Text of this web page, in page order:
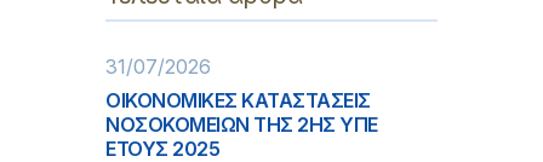
31/07/2026
ΟΙΚΟΝΟΜΙΚΕΣ ΚΑΤΑΣΤΑΣΕΙΣ
ΝΟΣΟΚΟΜΕΙΩΝ ΤΗΣ 2ΗΣ ΥΠΕ
ΕΤΟΥΣ 2025